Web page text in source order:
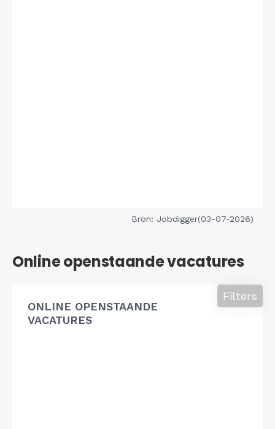
Bron: Jobdigger(03-07-2026)
Online openstaande vacatures
ONLINE OPENSTAANDE
VACATURES
Filters